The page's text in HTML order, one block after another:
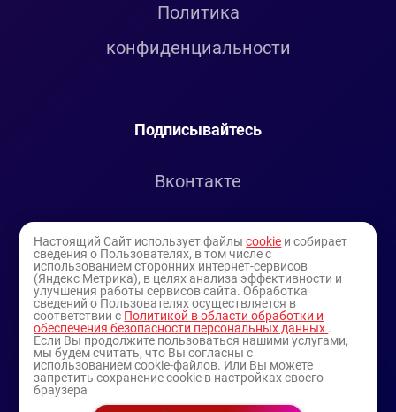
Политика
конфиденциальности
Подписывайтесь
Вконтакте
Youtube
Настоящий Сайт использует файлыcookie и собирает
сведения о Пользователях, в том числе с
использованием сторонних интернет-сервисов
(Яндекс Метрика), в целях анализа эффективности и
улучшения работы сервисов сайта. Обработка
сведений о Пользователях осуществляется в
соответствии с Политикой в области обработки и
обеспечения безопасности персональных данных .
Если Вы продолжите пользоваться нашими услугами,
мы будем считать, что Вы согласны с
использованием cookie-файлов. Или Вы можете
запретить сохранение cookie в настройках своего
браузера